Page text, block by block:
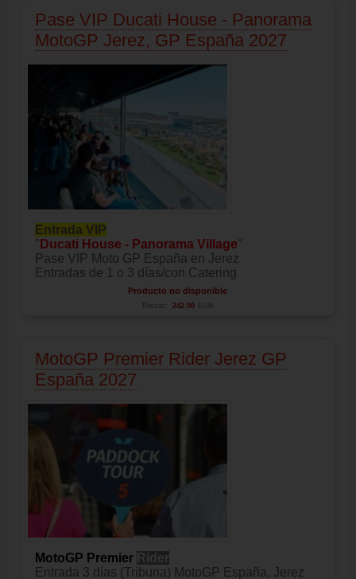
Pase VIP Ducati House - Panorama
MotoGP Jerez, GP España 2027
Entrada VIP
" Ducati House - Panorama Village"
Pase VIP Moto GP España en Jerez
Entradas de 1 o 3 días/con Catering
Producto no disponible
Precio: 242.00 EUR
MotoGP Premier Rider Jerez GP
España 2027
MotoGP Premier Rider
Entrada 3 días (Tribuna) MotoGP España, Jerez